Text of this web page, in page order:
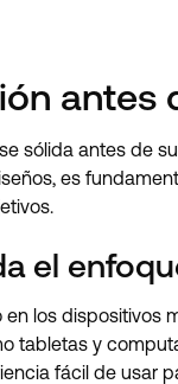
antes
sólida antes de
es
el
en los dispositivos
tabletas y
fácil de usar